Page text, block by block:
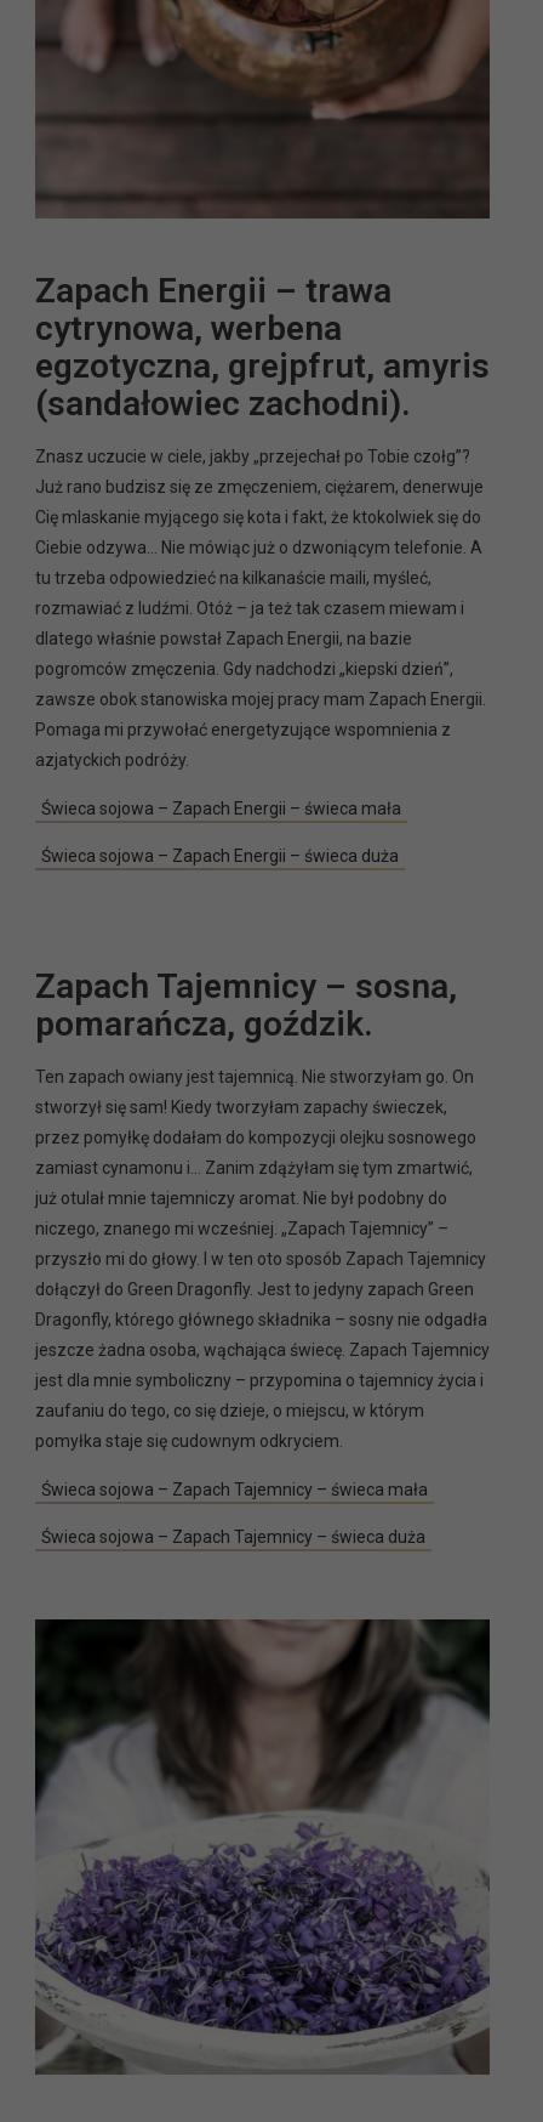
Zapach Energii – trawa
cytrynowa, werbena
egzotyczna, grejpfrut, amyris
(sandałowiec zachodni).
Znasz uczucie w ciele, jakby „przejechał po Tobie czołg”?
Już rano budzisz się ze zmęczeniem, ciężarem, denerwuje
Cię mlaskanie myjącego się kota i fakt, że ktokolwiek się do
Ciebie odzywa… Nie mówiąc już o dzwoniącym telefonie. A
tu trzeba odpowiedzieć na kilkanaście maili, myśleć,
rozmawiać z ludźmi. Otóż – ja też tak czasem miewam i
dlatego właśnie powstał Zapach Energii, na bazie
pogromców zmęczenia. Gdy nadchodzi „kiepski dzień”,
zawsze obok stanowiska mojej pracy mam Zapach Energii.
Pomaga mi przywołać energetyzujące wspomnienia z
azjatyckich podróży.
Świeca sojowa – Zapach Energii – świeca mała
Świeca sojowa – Zapach Energii – świeca duża
Zapach Tajemnicy – sosna,
pomarańcza, goździk.
Ten zapach owiany jest tajemnicą. Nie stworzyłam go. On
stworzył się sam! Kiedy tworzyłam zapachy świeczek,
przez pomyłkę dodałam do kompozycji olejku sosnowego
zamiast cynamonu i… Zanim zdążyłam się tym zmartwić,
już otulał mnie tajemniczy aromat. Nie był podobny do
niczego, znanego mi wcześniej. „Zapach Tajemnicy” –
przyszło mi do głowy. I w ten oto sposób Zapach Tajemnicy
dołączył do Green Dragonfly. Jest to jedyny zapach Green
Dragonfly, którego głównego składnika – sosny nie odgadła
jeszcze żadna osoba, wąchająca świecę. Zapach Tajemnicy
jest dla mnie symboliczny – przypomina o tajemnicy życia i
zaufaniu do tego, co się dzieje, o miejscu, w którym
pomyłka staje się cudownym odkryciem.
Świeca sojowa – Zapach Tajemnicy – świeca mała
Świeca sojowa – Zapach Tajemnicy – świeca duża